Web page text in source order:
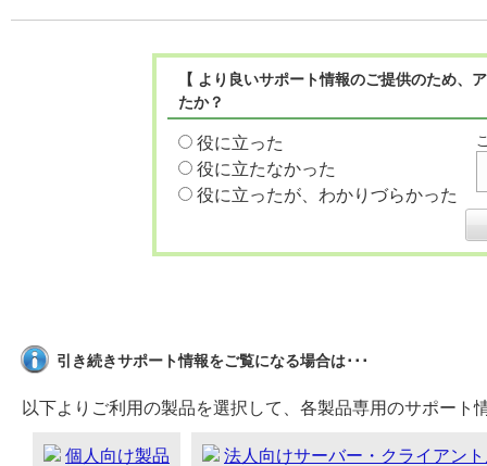
【 より良いサポート情報のご提供のため
たか？
役に立った
役に立たなかった
役に立ったが、わかりづらかった
引き続きサポート情報をご覧になる場合は･･･
以下よりご利用の製品を選択して、各製品専用のサポート
個人向け製品 法人向けサーバー・クライアン